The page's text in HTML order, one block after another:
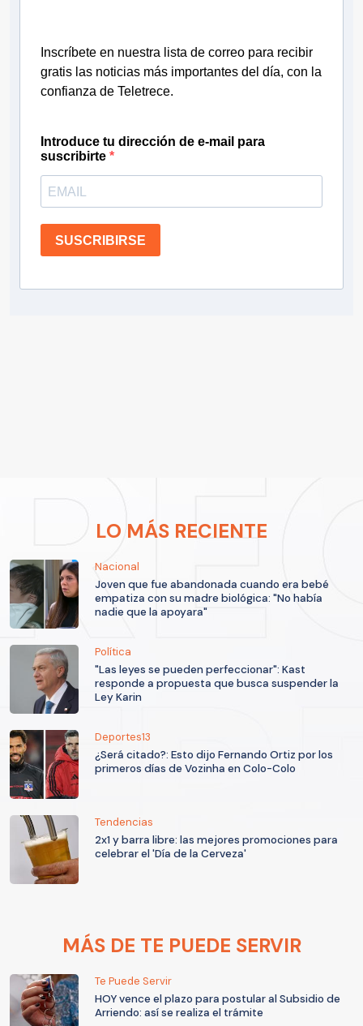
Inscríbete en nuestra lista de correo para recibir
gratis las noticias más importantes del día, con la
confianza de Teletrece.
Introduce tu dirección de e-mail para
suscribirte
SUSCRIBIRSE
LO MÁS RECIENTE
Nacional
Joven que fue abandonada cuando era bebé
empatiza con su madre biológica: "No había
nadie que la apoyara"
Política
"Las leyes se pueden perfeccionar": Kast
responde a propuesta que busca suspender la
Ley Karin
Deportes13
¿Será citado?: Esto dijo Fernando Ortiz por los
primeros días de Vozinha en Colo-Colo
Tendencias
2x1 y barra libre: las mejores promociones para
celebrar el 'Día de la Cerveza'
MÁS DE TE PUEDE SERVIR
Te Puede Servir
HOY vence el plazo para postular al Subsidio de
Arriendo: así se realiza el trámite